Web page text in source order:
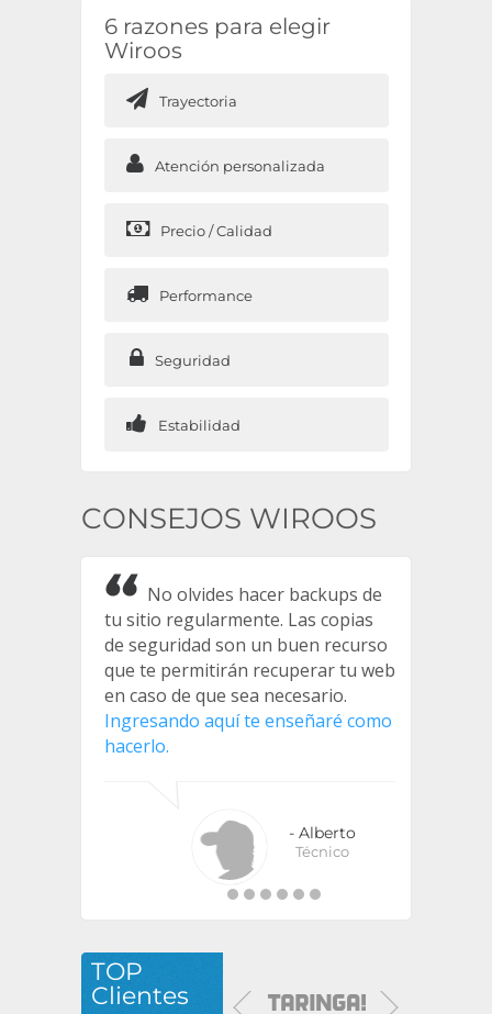
6 razones para elegir
Wiroos
Trayectoria
Atención personalizada
Precio / Calidad
Performance
Seguridad
Estabilidad
CONSEJOS WIROOS
No olvides hacer backups de
tu sitio regularmente. Las copias
de seguridad son un buen recurso
que te permitirán recuperar tu web
en caso de que sea necesario.
Ingresando aquí te enseñaré como
hacerlo.
- Alberto
Técnico
TOP
Clientes